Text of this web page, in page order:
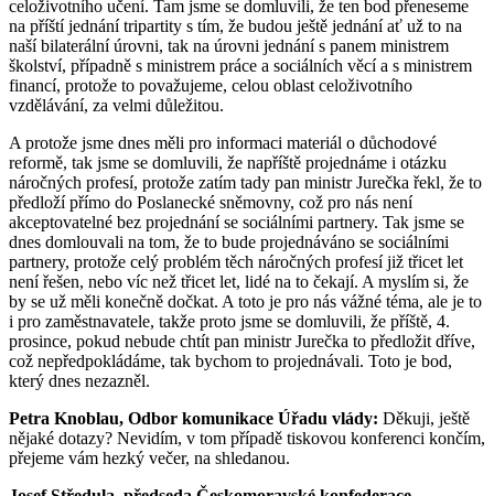
celoživotního učení. Tam jsme se domluvili, že ten bod přeneseme
na příští jednání tripartity s tím, že budou ještě jednání ať už to na
naší bilaterální úrovni, tak na úrovni jednání s panem ministrem
školství, případně s ministrem práce a sociálních věcí a s ministrem
financí, protože to považujeme, celou oblast celoživotního
vzdělávání, za velmi důležitou.
A protože jsme dnes měli pro informaci materiál o důchodové
reformě, tak jsme se domluvili, že napříště projednáme i otázku
náročných profesí, protože zatím tady pan ministr Jurečka řekl, že to
předloží přímo do Poslanecké sněmovny, což pro nás není
akceptovatelné bez projednání se sociálními partnery. Tak jsme se
dnes domlouvali na tom, že to bude projednáváno se sociálními
partnery, protože celý problém těch náročných profesí již třicet let
není řešen, nebo víc než třicet let, lidé na to čekají. A myslím si, že
by se už měli konečně dočkat. A toto je pro nás vážné téma, ale je to
i pro zaměstnavatele, takže proto jsme se domluvili, že příště, 4.
prosince, pokud nebude chtít pan ministr Jurečka to předložit dříve,
což nepředpokládáme, tak bychom to projednávali. Toto je bod,
který dnes nezazněl.
Petra Knoblau, Odbor komunikace Úřadu vlády: Děkuji, ještě
nějaké dotazy? Nevidím, v tom případě tiskovou konferenci končím,
přejeme vám hezký večer, na shledanou.